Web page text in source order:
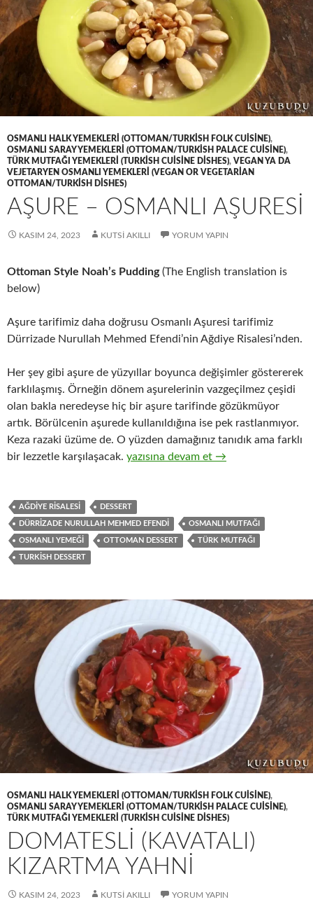
OSMANLI HALK YEMEKLERI (OTTOMAN/TURKISH FOLK CUISINE),
OSMANLI SARAY YEMEKLERI (OTTOMAN/TURKISH PALACE CUISINE),
TÜRK MUTFAĞI YEMEKLERI (TURKISH CUISINE DISHES), VEGAN YA DA
VEJETARYEN OSMANLI YEMEKLERI (VEGAN OR VEGETARIAN
OTTOMAN/TURKISH DISHES)
AŞURE – OSMANLI AŞURESİ
KASIM 24, 2023 KUTSI AKILLI YORUM YAPIN
Ottoman Style Noah’s Pudding(The English translation is
below)
Aşure tarifimiz daha doğrusu Osmanlı Aşuresi tarifimiz
Dürrizade Nurullah Mehmed Efendi’nin Ağdiye Risalesi’nden.
Her şey gibi aşure de yüzyıllar boyunca değişimler göstererek
farklılaşmış. Örneğin dönem aşurelerinin vazgeçilmez çeşidi
olan bakla neredeyse hiç bir aşure tarifinde gözükmüyor
artık. Börülcenin aşurede kullanıldığına ise pek rastlanmıyor.
Keza razaki üzüme de. O yüzden damağınız tanıdık ama farklı
bir lezzetle karşılaşacak. AŞURE – OSMANLI AŞURESİ
yazısına devam et →
AĞDIYE RISALESI DESSERT
DÜRRIZADE NURULLAH MEHMED EFENDI OSMANLI MUTFAĞI
OSMANLI YEMEĞI OTTOMAN DESSERT TÜRK MUTFAĞI
TURKISH DESSERT
OSMANLI HALK YEMEKLERI (OTTOMAN/TURKISH FOLK CUISINE),
OSMANLI SARAY YEMEKLERI (OTTOMAN/TURKISH PALACE CUISINE),
TÜRK MUTFAĞI YEMEKLERI (TURKISH CUISINE DISHES)
DOMATESLİ (KAVATALI)
KIZARTMA YAHNİ
KASIM 24, 2023 KUTSI AKILLI YORUM YAPIN